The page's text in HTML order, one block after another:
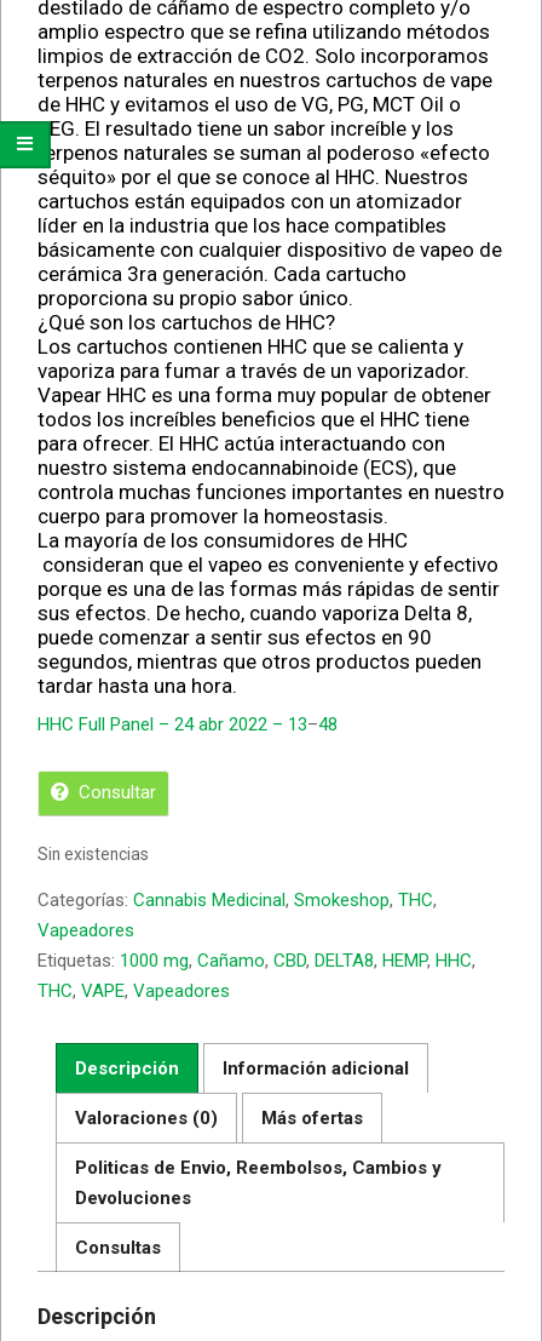
destilado de cáñamo de espectro completo y/o
amplio espectro que se refina utilizando métodos
limpios de extracción de CO2. Solo incorporamos
terpenos naturales en nuestros cartuchos de vape
de HHC y evitamos el uso de VG, PG, MCT Oil o
PEG. El resultado tiene un sabor increíble y los
terpenos naturales se suman al poderoso «efecto
séquito» por el que se conoce al HHC. Nuestros
cartuchos están equipados con un atomizador
líder en la industria que los hace compatibles
básicamente con cualquier dispositivo de vapeo de
cerámica 3ra generación. Cada cartucho
proporciona su propio sabor único.
¿Qué son los cartuchos de HHC?
Los cartuchos contienen HHC que se calienta y
vaporiza para fumar a través de un vaporizador.
Vapear HHC es una forma muy popular de obtener
todos los increíbles beneficios que el HHC tiene
para ofrecer. El HHC actúa interactuando con
nuestro sistema endocannabinoide (ECS), que
controla muchas funciones importantes en nuestro
cuerpo para promover la homeostasis.
La mayoría de los consumidores de HHC
consideran que el vapeo es conveniente y efectivo
porque es una de las formas más rápidas de sentir
sus efectos. De hecho, cuando vaporiza Delta 8,
puede comenzar a sentir sus efectos en 90
segundos, mientras que otros productos pueden
tardar hasta una hora.
HHC Full Panel – 24 abr 2022 – 13–48
Consultar
Sin existencias
Categorías: Cannabis Medicinal, Smokeshop, THC,
Vapeadores
Etiquetas: 1000 mg, Cañamo, CBD, DELTA8, HEMP, HHC,
THC, VAPE, Vapeadores
Descripción Información adicional
Valoraciones (0) Más ofertas
Politicas de Envio, Reembolsos, Cambios y
Devoluciones
Consultas
Descripción